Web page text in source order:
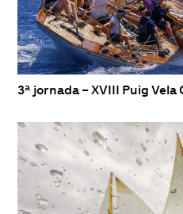
3ª jornada – XVIII Puig